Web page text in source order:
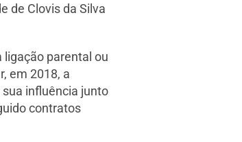
de Clovis da Silva
ligação parental ou
em 2018, a
influência junto
contratos